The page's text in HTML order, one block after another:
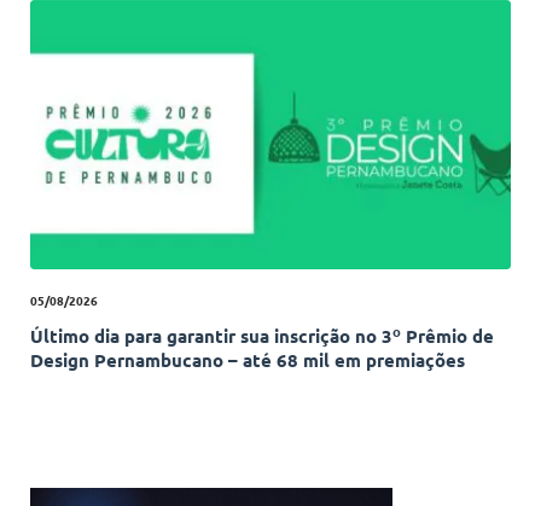
05/08/2026
Último dia para garantir sua inscrição no 3º Prêmio de
Design Pernambucano – até 68 mil em premiações